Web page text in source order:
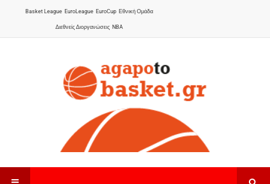
Basket League EuroLeague EuroCup Εθνική Ομάδα
Διεθνείς Διοργανώσεις NBA